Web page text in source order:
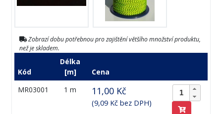
Zobrazí dobu potřebnou pro zajištění většího množství produktu,
než je skladem.
Kód
Délka
[m]
Cena
MR03001
1 m 11,00 Kč
(9,09 Kč bez DPH)